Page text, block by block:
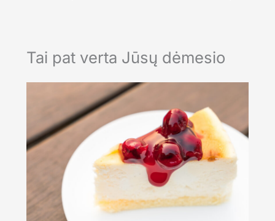
Tai pat verta Jūsų dėmesio